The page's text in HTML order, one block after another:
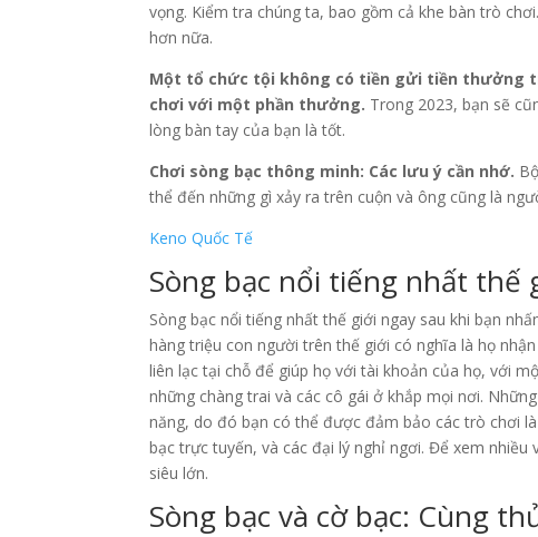
vọng. Kiểm tra chúng ta, bao gồm cả khe bàn trò
hơn nữa.
Một tổ chức tội không có tiền gửi tiền thưởng
chơi với một phần thưởng. Trong 2023, bạn sẽ
lòng bàn tay của bạn là tốt.
Chơi sòng bạc thông minh: Các lưu ý cần nhớ.
thể đến những gì xảy ra trên cuộn và ông cũng là
Keno Quốc Tế
Sòng bạc nổi tiếng nhất thế
Sòng bạc nổi tiếng nhất thế giới ngay sau khi bạn
hàng triệu con người trên thế giới có nghĩa là họ
liên lạc tại chỗ để giúp họ với tài khoản của họ, với
những chàng trai và các cô gái ở khắp mọi nơi.
năng, do đó bạn có thể được đảm bảo các trò chơi
bạc trực tuyến, và các đại lý nghỉ ngơi. Để xem
siêu lớn.
Sòng bạc và cờ bạc: Cùng